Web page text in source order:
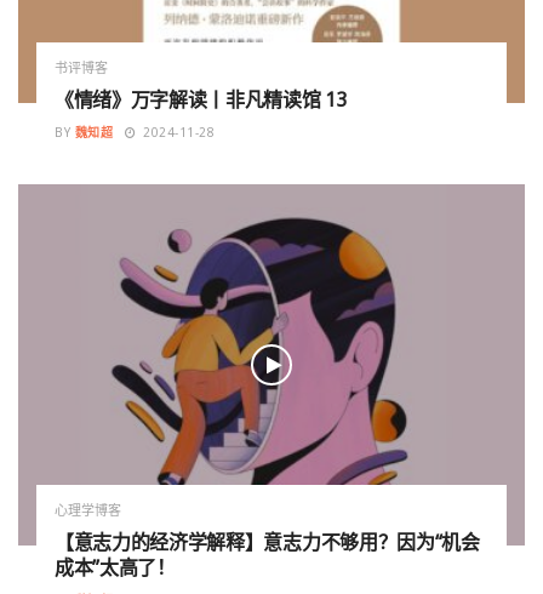
书评博客
《情绪》万字解读丨非凡精读馆 13
BY 魏知超 2024-11-28
心理学博客
【意志力的经济学解释】意志力不够用？因为“机会
成本”太高了！